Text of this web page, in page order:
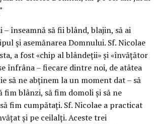
– înseamnă să fii blând, blajin, să ai
și asemănarea Domnului. Sf. Nicolae
a fost «chip al blândeții» și «învățător
înfrâna – fiecare dintre noi, de atâtea
să ne abținem la un moment dat – să
fim blânzi, să fim domoli și să ne
fim cumpătați. Sf. Nicolae a practicat
și pe ceilalți. Aceste trei